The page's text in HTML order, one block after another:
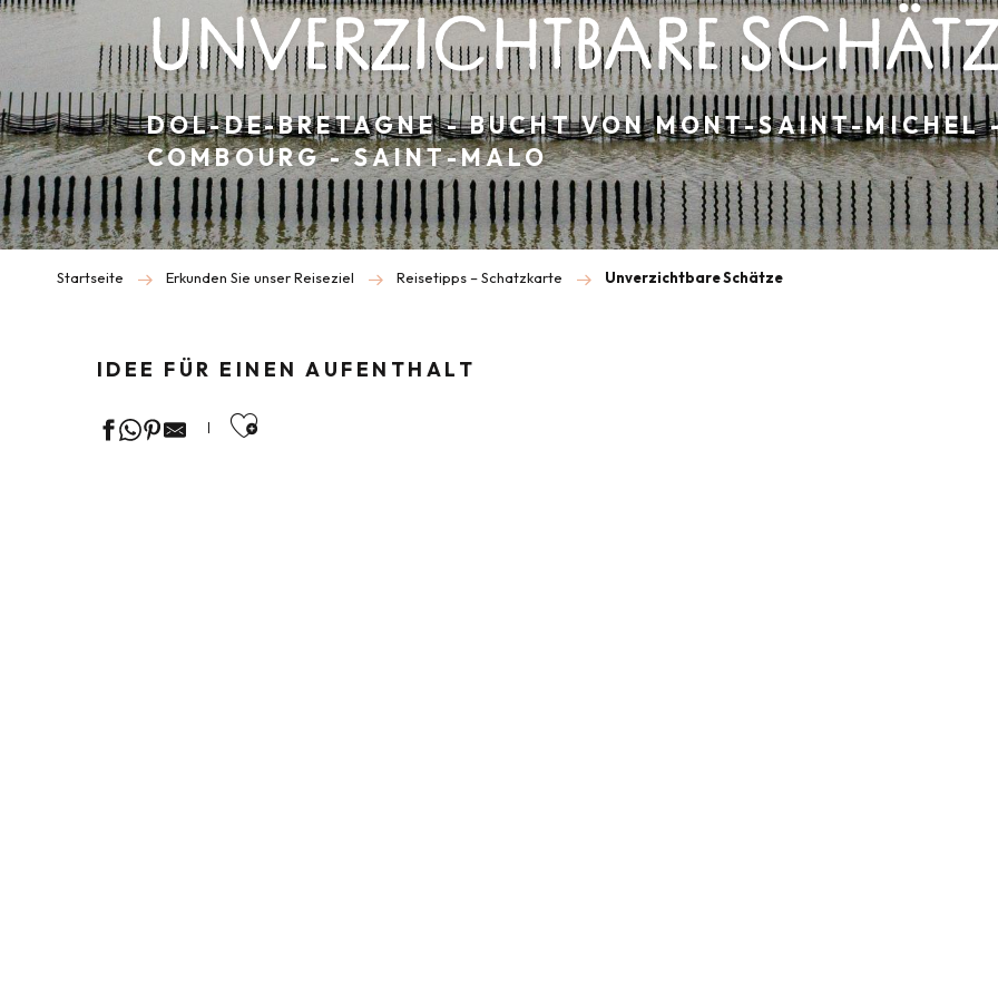
UNVERZICHTBARE
DOL-DE-BRETAGNE - BUCHT VON MONT-SAINT-MICHEL
COMBOURG - SAINT-MALO
Startseite Erkunden Sie unser Reiseziel Reisetipps – Schatzkarte Unverzichtbare Schätze
IDEE FÜR EINEN AUFENTHALT
Ajouter aux favoris